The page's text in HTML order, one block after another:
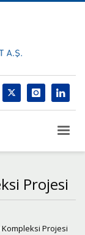
Projesi
Kompleksi Projesi